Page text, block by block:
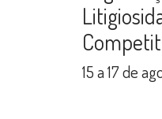
15 a 17 de